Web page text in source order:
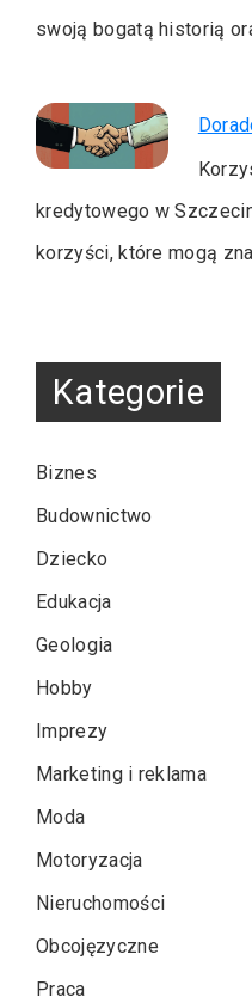
swoją bogatą historią
kredytowego w
korzyści, które mogą
Kategorie
Biznes
Budownictwo
Dziecko
Edukacja
Geologia
Hobby
Imprezy
Marketing i reklama
Moda
Motoryzacja
Nieruchomości
Obcojęzyczne
Praca